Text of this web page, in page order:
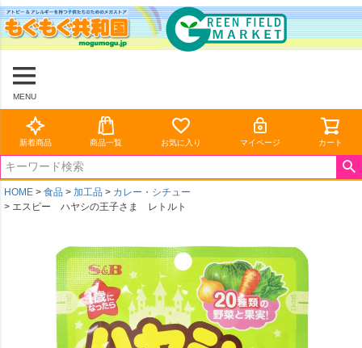
MENU
新着商品 商品一覧 お気に入り マイページ カート
HOME 食品 加工品
カレー・シチュー
エスビー ハヤシの王子さま レトルト